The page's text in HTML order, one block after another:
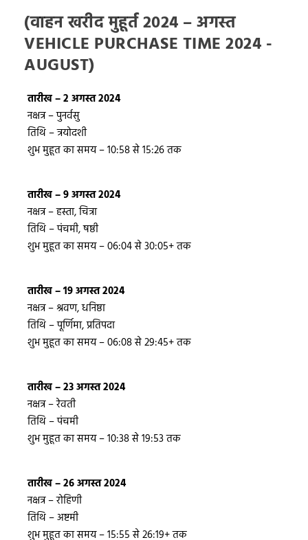
(वाहन खरीद मुहूर्त 2024 – अगस्त
VEHICLE PURCHASE TIME 2024 -
AUGUST)
तारीख – 2 अगस्त 2024
नक्षत्र – पुनर्वसु
तिथि – त्रयोदशी
शुभ मुहूत का समय – 10:58 से 15:26 तक
तारीख – 9 अगस्त 2024
नक्षत्र – हस्ता, चित्रा
तिथि – पंचमी, षष्ठी
शुभ मुहूत का समय – 06:04 से 30:05+ तक
तारीख – 19 अगस्त 2024
नक्षत्र – श्रवण, धनिष्ठा
तिथि – पूर्णिमा, प्रतिपदा
शुभ मुहूत का समय – 06:08 से 29:45+ तक
तारीख – 23 अगस्त 2024
नक्षत्र – रेवती
तिथि – पंचमी
शुभ मुहूत का समय – 10:38 से 19:53 तक
तारीख – 26 अगस्त 2024
नक्षत्र – रोहिणी
तिथि – अष्टमी
शुभ मुहूत का समय – 15:55 से 26:19+ तक